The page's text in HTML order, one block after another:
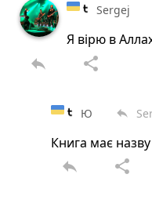
Sergej
Я вірю в
reply share
Ю reply
Книга має
reply share